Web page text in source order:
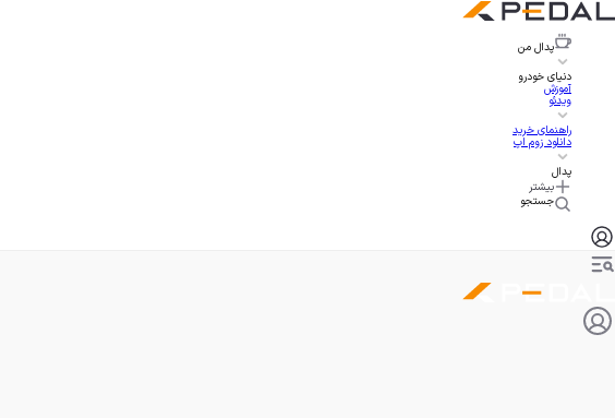
پدال من
دنیای خودرو
آموزش
ویدئو
راهنمای خرید
دانلود زوم اپ
پدال
بیشتر
جستجو